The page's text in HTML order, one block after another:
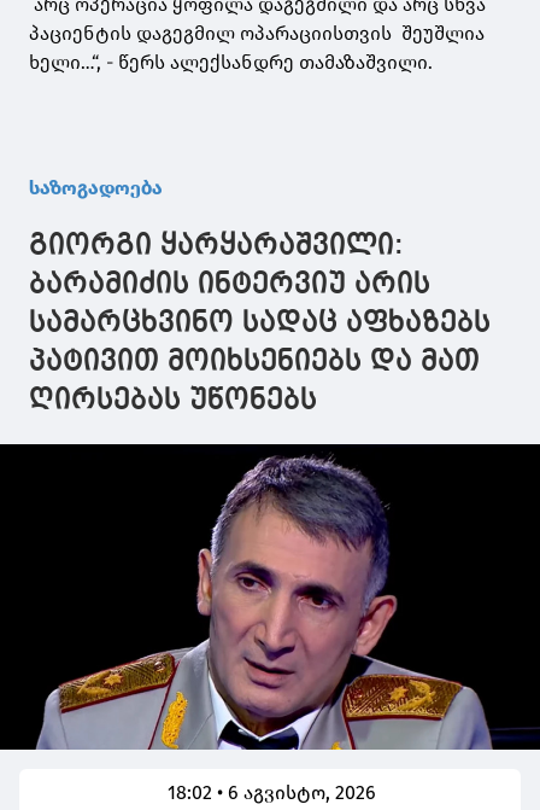
არც ოპერაცია ყოფილა დაგეგმილი და არც სხვა
პაციენტის დაგეგმილ ოპარაციისთვის შეუშლია
ხელი…“, - წერს ალექსანდრე თამაზაშვილი.
საზოგადოება
გიორგი ყარყარაშვილი:
ბარამიძის ინტერვიუ არის
სამარცხვინო სადაც აფხაზებს
პატივით მოიხსენიებს და მათ
ღირსებას უწონებს
18:02 • 6 აგვისტო, 2026